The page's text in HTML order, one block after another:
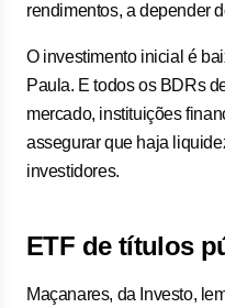
rendimentos, a depender
O investimento inicial é
Paula. E todos os BDRs
mercado, instituições
assegurar que haja
investidores.
ETF de títulos
Maçanares, da Investo,